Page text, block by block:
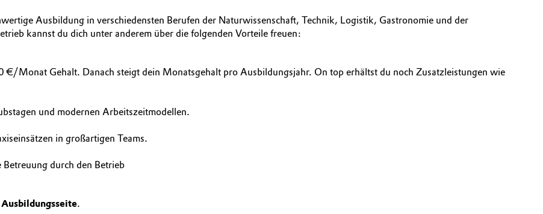
Ausbildung in verschiedensten Berufen der Naturwissenschaft, Technik, Logistik, Gastronomie und der
kannst du dich unter anderem über die folgenden Vorteile freuen:
€/Monat Gehalt. Danach steigt dein Monatsgehalt pro Ausbildungsjahr. On top erhältst du noch Zusatzleistungen wie
und modernen Arbeitszeitmodellen.
in großartigen Teams.
durch den Betrieb
Ausbildungsseite.